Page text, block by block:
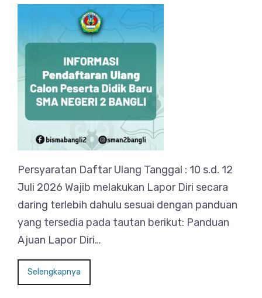
Persyaratan Daftar Ulang Tanggal : 10 s.d. 12
Juli 2026 Wajib melakukan Lapor Diri secara
daring terlebih dahulu sesuai dengan panduan
yang tersedia pada tautan berikut: Panduan
Ajuan Lapor Diri…
Selengkapnya